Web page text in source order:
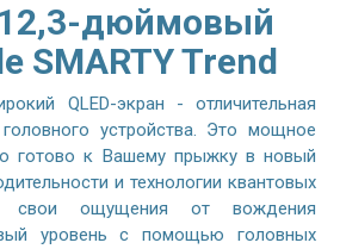
дюймовый
SMARTY Trend
QLED-экран - отличительная
устройства. Это мощное
готово к Вашему прыжку в новый
и технологии квантовых
свои ощущения от вождения
уровень с помощью головных